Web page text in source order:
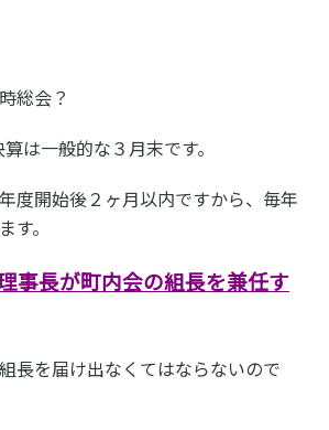
総会？
は一般的な３月末です。
度開始後２ヶ月以内ですから、毎年
す。
事長が町内会の組長を兼任す
長を届け出なくてはならないので